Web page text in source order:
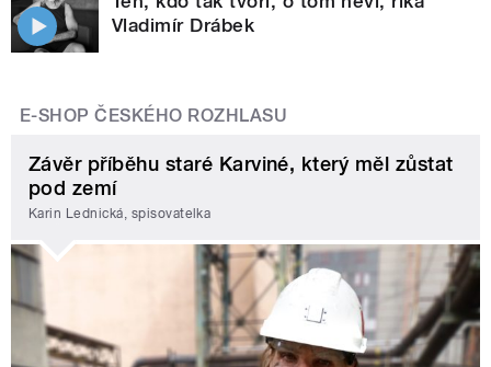
Vladimír Drábek
E-SHOP ČESKÉHO ROZHLASU
Závěr příběhu staré Karviné, který měl zůstat
pod zemí
Karin Lednická, spisovatelka